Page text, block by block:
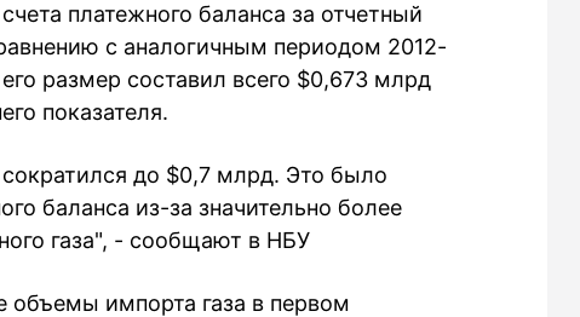
платежного баланса за отчетный
с аналогичным периодом 2012-
размер составил всего $0,673 млрд
показателя.
до $0,7 млрд. Это было
баланса из-за значительно более
газа", - сообщают в НБУ
импорта газа в первом